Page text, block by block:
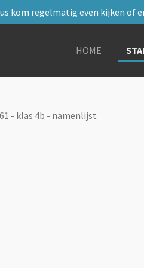
kom regelmatig even kijken of
HOME
- klas 4b - namenlijst